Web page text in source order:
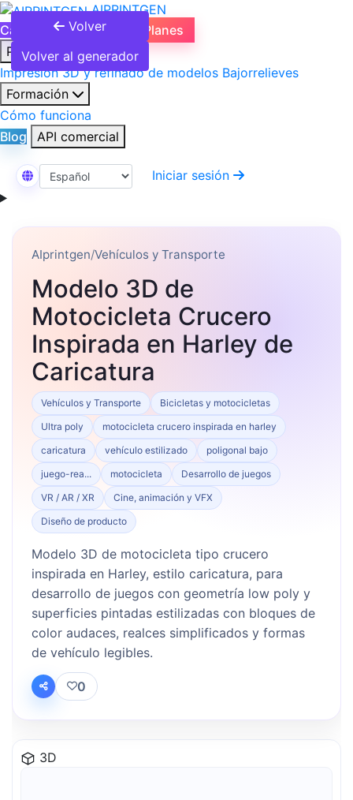
AIPRINTGEN
Catálogo de modelos
Planes
Productos
Impresión 3D y refinado de modelos Bajorrelieves
Formación
Cómo funciona
Blog
API comercial
Seleccionar idioma
Iniciar sesión
Volver
Volver al generador
AIprintgen/Vehículos y Transporte
Modelo 3D de
Motocicleta Crucero
Inspirada en Harley de
Caricatura
Vehículos y Transporte
Bicicletas y motocicletas
Ultra poly
motocicleta crucero inspirada en harley
caricatura
vehículo estilizado
poligonal bajo
juego-rea...
motocicleta
Desarrollo de juegos
VR / AR / XR
Cine, animación y VFX
Diseño de producto
Modelo 3D de motocicleta tipo crucero
inspirada en Harley, estilo caricatura, para
desarrollo de juegos con geometría low poly y
superficies pintadas estilizadas con bloques de
color audaces, realces simplificados y formas
de vehículo legibles.
0
3D